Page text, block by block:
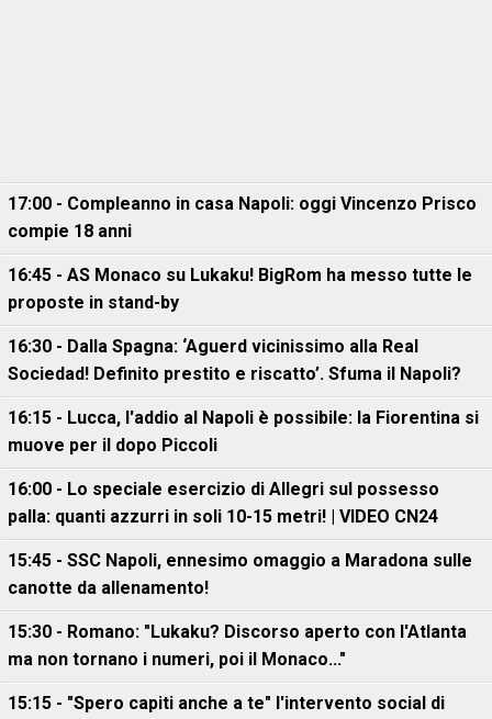
17:00 - Compleanno in casa Napoli: oggi Vincenzo Prisco
compie 18 anni
16:45 - AS Monaco su Lukaku! BigRom ha messo tutte le
proposte in stand-by
16:30 - Dalla Spagna: ‘Aguerd vicinissimo alla Real
Sociedad! Definito prestito e riscatto’. Sfuma il Napoli?
16:15 - Lucca, l'addio al Napoli è possibile: la Fiorentina si
muove per il dopo Piccoli
16:00 - Lo speciale esercizio di Allegri sul possesso
palla: quanti azzurri in soli 10-15 metri! | VIDEO CN24
15:45 - SSC Napoli, ennesimo omaggio a Maradona sulle
canotte da allenamento!
15:30 - Romano: "Lukaku? Discorso aperto con l'Atlanta
ma non tornano i numeri, poi il Monaco..."
15:15 - "Spero capiti anche a te" l'intervento social di